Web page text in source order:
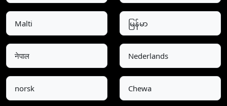
Malti မြန်မာ
नेपाल Nederlands
norsk Chewa